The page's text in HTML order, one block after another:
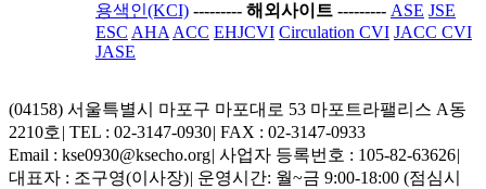
용색인(KCI) --------- 해외사이트 --------- ASE JSE
ESC AHA ACC EHJCVI Circulation CVI JACC CVI
JASE
(04158) 서울특별시 마포구 마포대로 53 마포트라팰리스 A동
2210호 | TEL : 02-3147-0930| FAX : 02-3147-0933
Email : kse0930@ksecho.org| 사업자 등록번호 : 105-82-63626|
대표자 : 조구영(이사장)| 운영시간: 월~금 9:00-18:00 (점심시